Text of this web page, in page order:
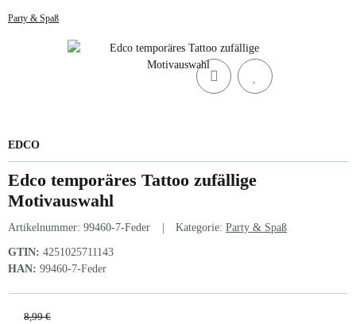
Party & Spaß
EDCO
Edco temporäres Tattoo zufällige
Motivauswahl
Artikelnummer: 99460-7-Feder Kategorie: Party & Spaß
GTIN: 4251025711143
HAN: 99460-7-Feder
8,99 €